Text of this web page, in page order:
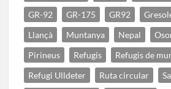
GR-92
GR-175 GR92
Llançà
Muntanya Nepal
Pirineus
Refugis
Refugis de
Refugi Ulldeter
Ruta circular